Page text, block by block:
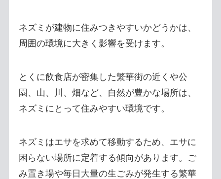
ネズミが建物に住みつきやすいかどうかは、
周囲の環境に大きく影響を受けます。
とくに飲食店が密集した繁華街の近くや公
園、山、川、畑など、自然が豊かな場所は、
ネズミにとって住みやすい環境です。
ネズミはエサを求めて移動するため、エサに
困らない場所に定着する傾向があります。ご
み置き場や毎日大量の生ごみが発生する繁華